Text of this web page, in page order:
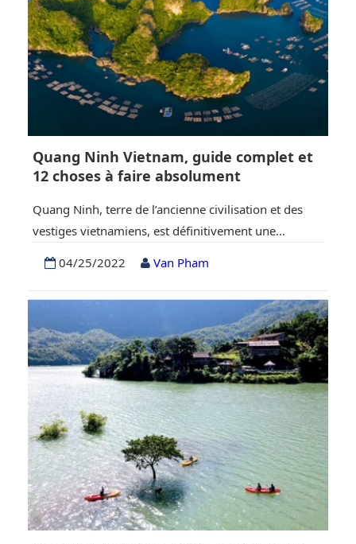
Quang Ninh Vietnam, guide complet et
12 choses à faire absolument
Quang Ninh, terre de l’ancienne civilisation et des
vestiges vietnamiens, est définitivement une
découverte du « pays S ». Étrange mais familière,
Quang Ninh à la première impression attire
complètement les amateurs de beauté avec la
célèbre baie d’Halong, l’île de Tuan Chau et d’autres
destinations merveilleuses. Non seulement la terre…
04/25/2022 Van Pham